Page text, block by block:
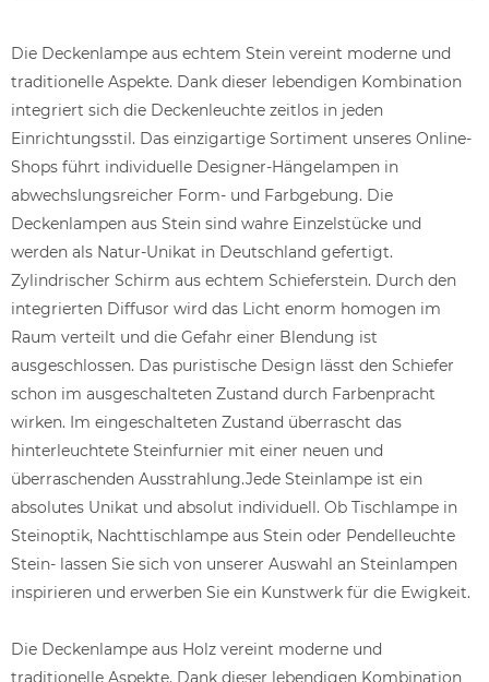
Die Deckenlampe aus echtem Stein vereint moderne und
traditionelle Aspekte. Dank dieser lebendigen Kombination
integriert sich die Deckenleuchte zeitlos in jeden
Einrichtungsstil. Das einzigartige Sortiment unseres Online-
Shops führt individuelle Designer-Hängelampen in
abwechslungsreicher Form- und Farbgebung. Die
Deckenlampen aus Stein sind wahre Einzelstücke und
werden als Natur-Unikat in Deutschland gefertigt.
Zylindrischer Schirm aus echtem Schieferstein. Durch den
integrierten Diffusor wird das Licht enorm homogen im
Raum verteilt und die Gefahr einer Blendung ist
ausgeschlossen. Das puristische Design lässt den Schiefer
schon im ausgeschalteten Zustand durch Farbenpracht
wirken. Im eingeschalteten Zustand überrascht das
hinterleuchtete Steinfurnier mit einer neuen und
überraschenden Ausstrahlung.Jede Steinlampe ist ein
absolutes Unikat und absolut individuell. Ob Tischlampe in
Steinoptik, Nachttischlampe aus Stein oder Pendelleuchte
Stein- lassen Sie sich von unserer Auswahl an Steinlampen
inspirieren und erwerben Sie ein Kunstwerk für die Ewigkeit.
Die Deckenlampe aus Holz vereint moderne und
traditionelle Aspekte. Dank dieser lebendigen Kombination